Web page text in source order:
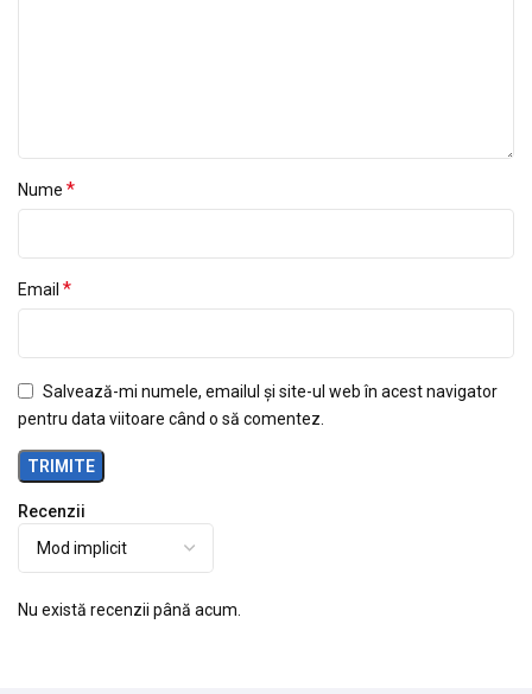
Recenzii
Nu există recenzii până acum.
Nume *
Email *
Salvează-mi numele, emailul și site-ul web în acest navigator
pentru data viitoare când o să comentez.